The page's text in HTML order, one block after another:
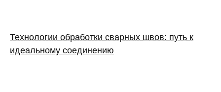
Технологии обработки сварных швов: путь к
идеальному соединению